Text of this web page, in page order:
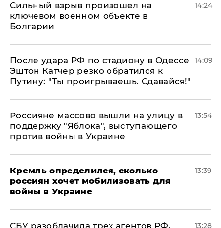
Сильный взрыв произошел на
ключевом военном объекте в
Болгарии
14:24
После удара РФ по стадиону в Одессе
Эштон Катчер резко обратился к
Путину: "Ты проигрываешь. Сдавайся!"
14:09
Россияне массово вышли на улицу в
поддержку "Яблока", выступающего
против войны в Украине
13:54
Кремль определился, сколько
россиян хочет мобилизовать для
войны в Украине
13:39
СБУ разоблачила трех агентов РФ, 13:28